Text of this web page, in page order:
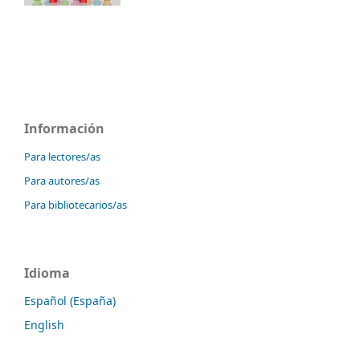
Información
Para lectores/as
Para autores/as
Para bibliotecarios/as
Idioma
Español (España)
English